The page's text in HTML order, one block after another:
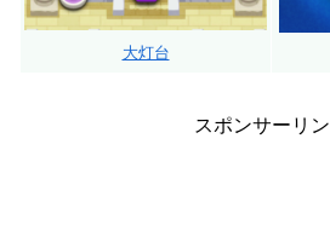
大灯台
スポンサーリ